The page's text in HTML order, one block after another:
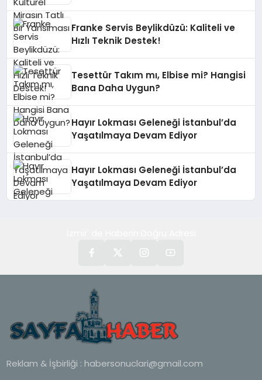
Franke Servis Beylikdüzü: Kaliteli ve
Hızlı Teknik Destek!
Tesettür Takım mı, Elbise mi? Hangisi
Bana Daha Uygun?
Hayır Lokması Geleneği İstanbul’da
Yaşatılmaya Devam Ediyor
Hayır Lokması Geleneği İstanbul’da
Yaşatılmaya Devam Ediyor
Reklam & İşbirliği : habersonuclari@gmail.com